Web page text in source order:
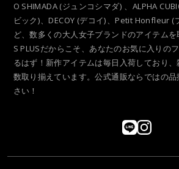
O SHIMADA (ジュンコシマダ) 、ALPHA
ビック)、DECOY (デコイ)、Petit Honfleur (
ど、数多くの大人女子ブランドのアイテムを
S PLUSだからこそ、あなたのお気に入りの
るはず！新作アイテムは毎日入荷しており
数取り揃えています。公式通販ならではの
さい！